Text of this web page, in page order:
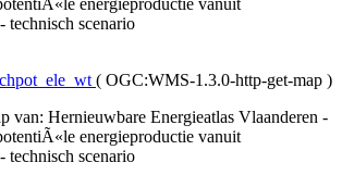
technisch scenario
( OGC:WMS-1.3.0-http-get-map )
van: Hernieuwbare Energieatlas Vlaanderen -
energieproductie vanuit
technisch scenario